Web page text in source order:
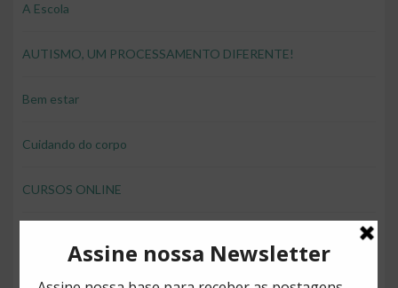
A Escola
AUTISMO, UM PROCESSAMENTO DIFERENTE!
Bem estar
Cuidando do corpo
CURSOS ONLINE
Direitos